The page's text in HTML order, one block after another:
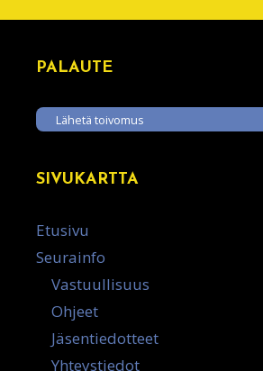
PALAUTE
Lähetä toivomus
SIVUKARTTA
Etusivu
Seurainfo
Vastuullisuus
Ohjeet
Jäsentiedotteet
Yhteystiedot